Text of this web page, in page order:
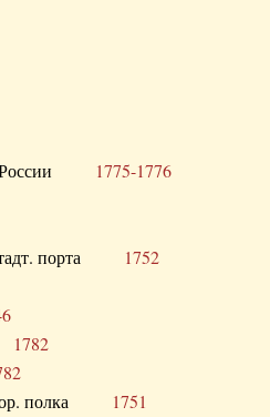
в России 1775-1776
порта 1752
1782
полка 1751